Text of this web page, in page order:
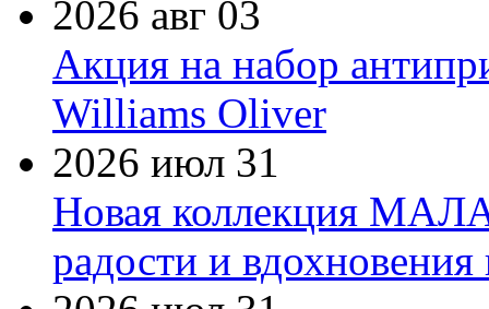
2026 авг 03
Акция на набор
Williams Oliver
2026 июл 31
Новая коллекция
радости и